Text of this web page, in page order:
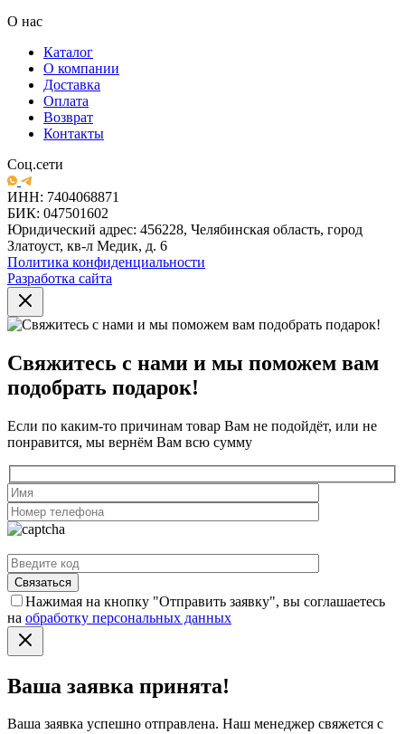
О нас
Каталог
О компании
Доставка
Оплата
Возврат
Контакты
Соц.сети
ИНН: 7404068871
БИК: 047501602
Юридический адрес: 456228, Челябинская область, город
Златоуст, кв-л Медик, д. 6
Политика конфиденциальности
Разработка сайта
Свяжитесь с нами и мы поможем вам
подобрать подарок!
Если по каким-то причинам товар Вам не подойдёт, или не
понравится, мы вернём Вам всю сумму
Нажимая на кнопку "Отправить заявку", вы соглашаетесь
на обработку персональных данных
Ваша заявка принята!
Ваша заявка успешно отправлена. Наш менеджер свяжется с